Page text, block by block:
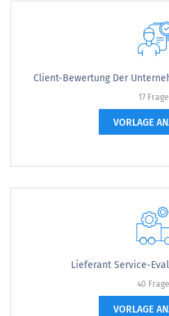
Client-Bewertung Der
17
VORLAGE
Lieferant Service-
40
VORLAGE